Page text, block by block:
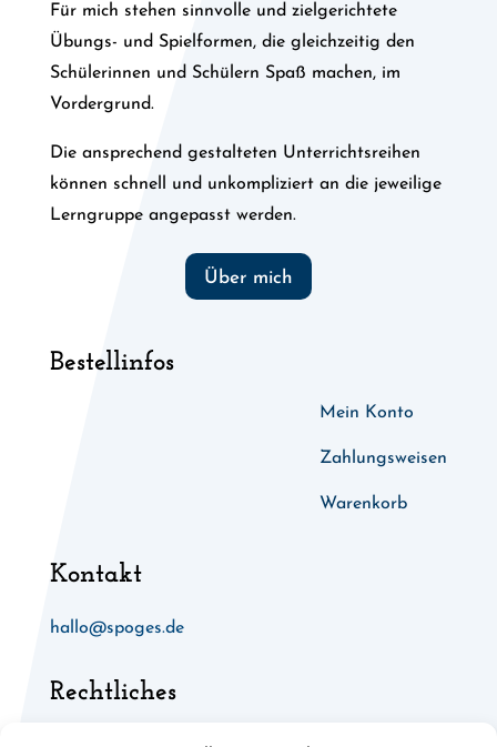
Für mich stehen sinnvolle und zielgerichtete
Übungs- und Spielformen, die gleichzeitig den
Schülerinnen und Schülern Spaß machen, im
Vordergrund.
Die ansprechend gestalteten Unterrichtsreihen
können schnell und unkompliziert an die jeweilige
Lerngruppe angepasst werden.
Über mich
Bestellinfos
Mein Konto
Zahlungsweisen
Warenkorb
Kontakt
hallo@spoges.de
Rechtliches
Allgemeine Geschäftsbedingungen